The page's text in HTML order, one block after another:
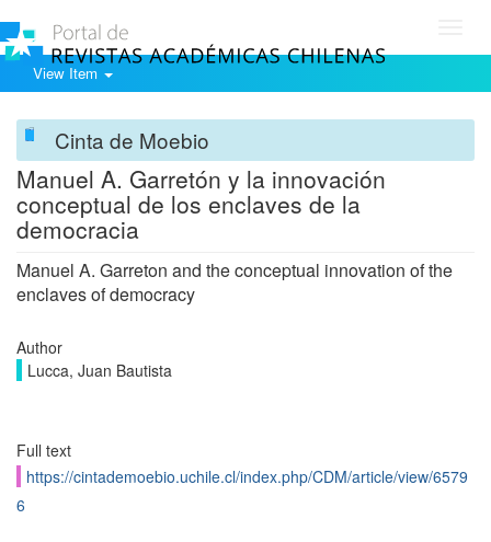
View Item
Cinta de Moebio
Manuel A. Garretón y la innovación
conceptual de los enclaves de la
democracia
Manuel A. Garreton and the conceptual innovation of the
enclaves of democracy
Author
Lucca, Juan Bautista
Full text
https://cintademoebio.uchile.cl/index.php/CDM/article/view/6579
6